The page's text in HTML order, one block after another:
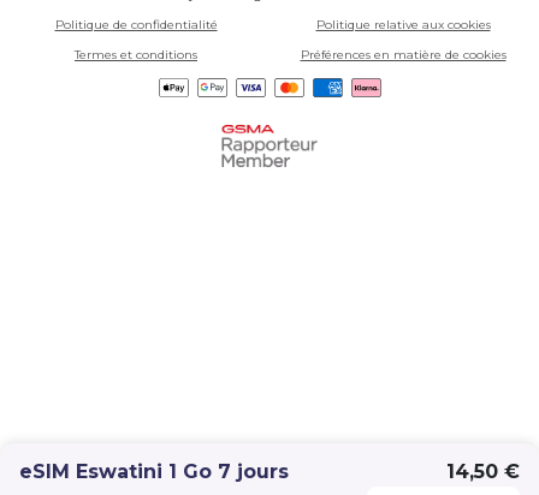
eSIM Eswatini 1 Go 7 jours 14,50 €
Politique de confidentialité
Politique relative aux cookies
Termes et conditions
Préférences en matière de cookies